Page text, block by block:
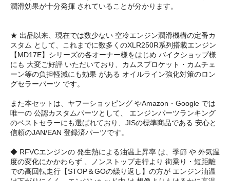
潤滑効果が十分発揮 されていることが分かります。
★ 出品以来、現在では数少ない 空冷エンジン潤滑機構の定番カ
スタム として、これまでに数多くのXLR250R系列搭載エンジン
【MD17E】シリーズの各オーナー様をはじめ バイクショップ様
にも 大変ご好評 いただいており、カムスプロケット・カムチェ
ーン等の負担軽減にも効果 がある オイルライン強化対策のロン
グセラーパーツ です。
また本セットは、ヤフーショッピング やAmazon・Google では
唯一の 公認カスタムパーツとして、 エンジンパーツランキング
のベストセラーにも選ばれており、JISの標準商品である 安心と
信頼のJAN/EAN 登録済パーツです。
◆ RFVCエンジンの 発生熱による油温上昇率 は、季節 や 外気温
度の変化にかかわらず 、ノンストップ走行より 街乗り・短距離
での高回転走行【STOP＆GOの繰り返し】の方が エンジン油温